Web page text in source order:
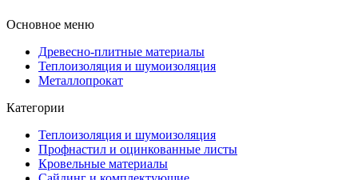
Основное меню
Древесно-плитные материалы
Теплоизоляция и шумоизоляция
Металлопрокат
Категории
Теплоизоляция и шумоизоляция
Профнастил и оцинкованные листы
Кровельные материалы